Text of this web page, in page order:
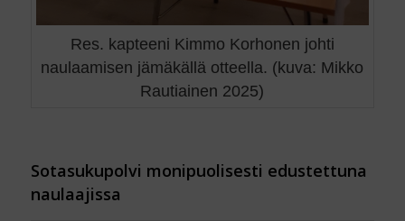
Res. kapteeni Kimmo Korhonen johti
naulaamisen jämäkällä otteella. (kuva: Mikko
Rautiainen 2025)
Sotasukupolvi monipuolisesti edustettuna
naulaajissa